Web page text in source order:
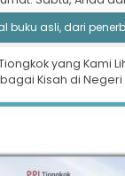
asli, dari
yang Kami
Kisah di Negeri